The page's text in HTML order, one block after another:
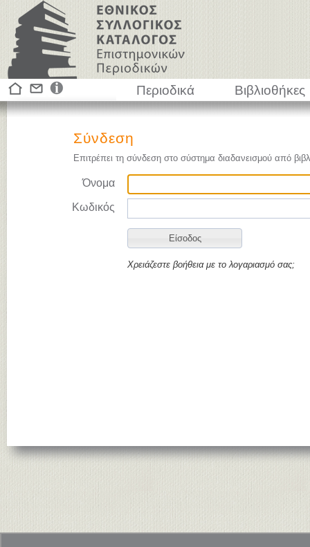
Περιοδικά Βιβλιοθήκες
Σύνδεση
Επιτρέπει τη σύνδεση στο σύστημα διαδανεισμού από
Όνομα
Κωδικός
Χρειάζεστε βοήθεια με το λογαριασμό σας;